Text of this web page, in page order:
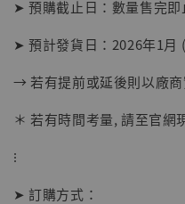
【店內現貨】海賊
➤ 預購截止日：數量售完即
➤ 預計發貨日：2026年1月
→ 若有提前或延後則以廠
＊ 若有時間考量, 請至官網
⁝
➤ 訂購方式：